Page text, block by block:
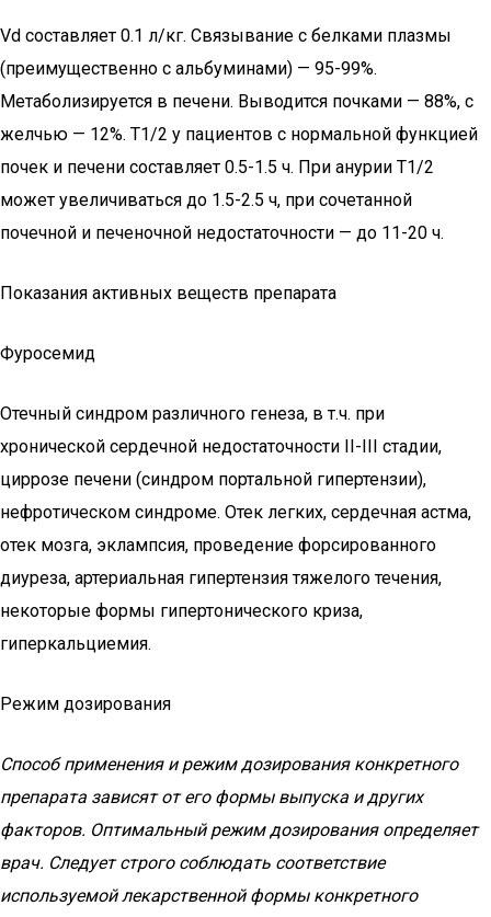
Vd составляет 0.1 л/кг. Связывание с белками плазмы
(преимущественно с альбуминами) — 95-99%.
Метаболизируется в печени. Выводится почками — 88%, с
желчью — 12%. T1/2 у пациентов с нормальной функцией
почек и печени составляет 0.5-1.5 ч. При анурии T1/2
может увеличиваться до 1.5-2.5 ч, при сочетанной
почечной и печеночной недостаточности — до 11-20 ч.
Показания активных веществ препарата
Фуросемид
Отечный синдром различного генеза, в т.ч. при
хронической сердечной недостаточности II-III стадии,
циррозе печени (синдром портальной гипертензии),
нефротическом синдроме. Отек легких, сердечная астма,
отек мозга, эклампсия, проведение форсированного
диуреза, артериальная гипертензия тяжелого течения,
некоторые формы гипертонического криза,
гиперкальциемия.
Режим дозирования
Способ применения и режим дозирования конкретного
препарата зависят от его формы выпуска и других
факторов. Оптимальный режим дозирования определяет
врач. Следует строго соблюдать соответствие
используемой лекарственной формы конкретного